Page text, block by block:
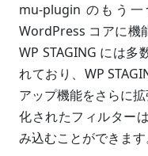
mu-plugin のもう
WordPress コアに機
WP STAGING には多
れており、WP
アップ機能をさらに
化されたフィルター
み込むことができます